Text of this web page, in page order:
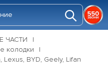
ЧАСТИ
колодки
BYD, Geely, Lifan